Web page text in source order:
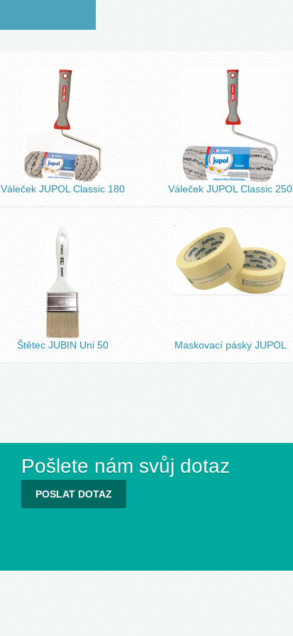
Váleček JUPOL Classic 180 Váleček JUPOL Classic 250
Štětec JUBIN Uni 50 Maskovací pásky JUPOL
Pošlete nám svůj dotaz
POSLAT DOTAZ